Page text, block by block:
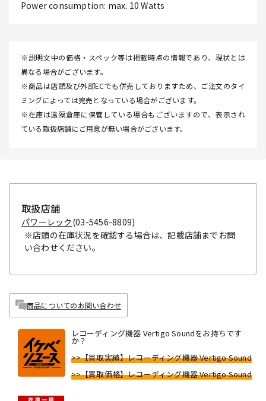
Power consumption: max. 10 Watts
※説明文中の価格・スペック等は掲載時点の情報であり、現状とは
異なる場合がございます。
※商品は店頭及び外部ECでも併売しておりますため、ご注文のタイ
ミングによっては完売となっている場合がございます。
※在庫は遠隔倉庫に保管している場合もございますので、表示され
ている取扱店舗にご用意が無い場合がございます。
取扱店舗
パワーレック (03-5456-8809)
※店頭の在庫状況を確認する場合は、記載店舗までお問
い合わせください。
商品についてのお問い合わせ
レコーディング機器 Vertigo Soundをお持ちです
か？
>>【買取実績】レコーディング機器 Vertigo Sound
>>【買取価格】レコーディング機器 Vertigo Sound